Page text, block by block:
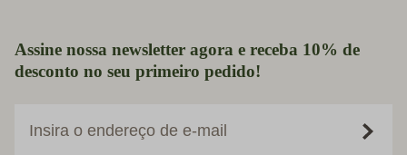
Assine nossa newsletter agora e receba 10% de
desconto no seu primeiro pedido!
Insira o endereço de e-mail